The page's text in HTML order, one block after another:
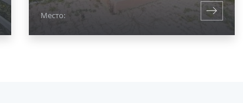
Место: